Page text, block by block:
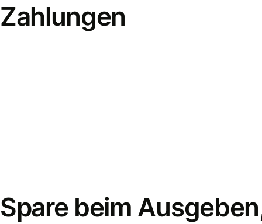
Zahlungen
Spare beim